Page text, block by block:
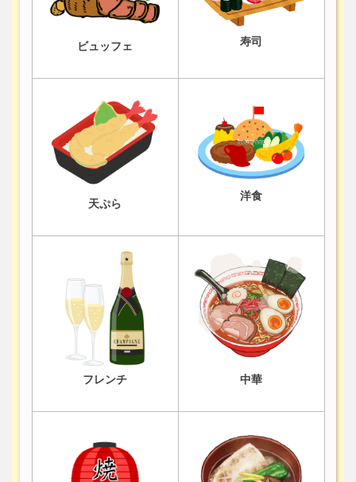
ビュッフェ 寿司
天ぷら
洋食
フレンチ 中華